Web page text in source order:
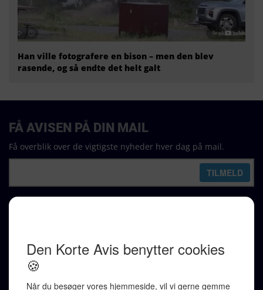
Han ville fotografere en bison – men den blev
rasende, og så endte det helt galt
Karen Jespersen
Redaktionen kontaktes via mail til
redaktion@denkorteavis.dk
Telefonsvarer 20 30 10 96
FÅ AVISEN PÅ DIN MAIL
Få overblik over de vigtigste nyheder hver dag på mail.